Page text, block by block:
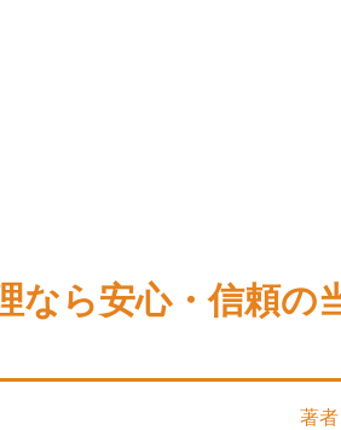
なら安心・信頼の
著者